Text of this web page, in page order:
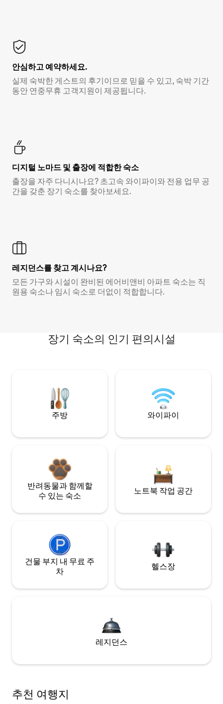
안심하고 예약하세요.
실제 숙박한 게스트의 후기이므로 믿을 수 있고, 숙박 기간
동안 연중무휴 고객지원이 제공됩니다.
디지털 노마드 및 출장에 적합한 숙소
출장을 자주 다니시나요? 초고속 와이파이와 전용 업무 공
간을 갖춘 장기 숙소를 찾아보세요.
레지던스를 찾고 계시나요?
모든 가구와 시설이 완비된 에어비앤비 아파트 숙소는 직
원용 숙소나 임시 숙소로 더없이 적합합니다.
장기 숙소의 인기 편의시설
주방 와이파이
반려동물과 함께할
수 있는 숙소
노트북 작업 공간
건물 부지 내 무료 주
차
헬스장
레지던스
추천 여행지